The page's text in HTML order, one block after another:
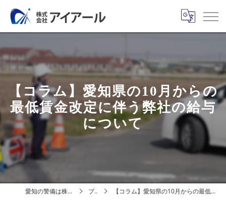
【コラム】愛知県の10月からの
最低賃金改定に伴う弊社の給与
について
愛知の警備は株式会社アイアール ブログ 【コラム】愛知県の10月からの最低賃金改定に伴う弊社の給与について